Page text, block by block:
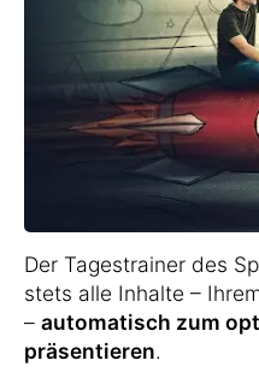
Der Tagestrainer des
stets alle Inhalte –
– automatisch zum
präsentieren.